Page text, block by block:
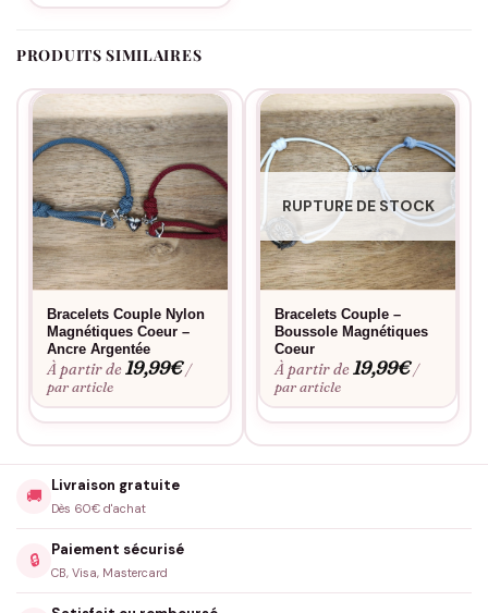
PRODUITS SIMILAIRES
Bracelets Couple Nylon
Magnétiques Coeur –
Ancre Argentée
À partir de19,99€ /
par article
RUPTURE DE STOCK
Bracelets Couple –
Boussole Magnétiques
Coeur
À partir de19,99€ /
par article
🚚
Livraison gratuite
Dès 60€ d'achat
🔒
Paiement sécurisé
CB, Visa, Mastercard